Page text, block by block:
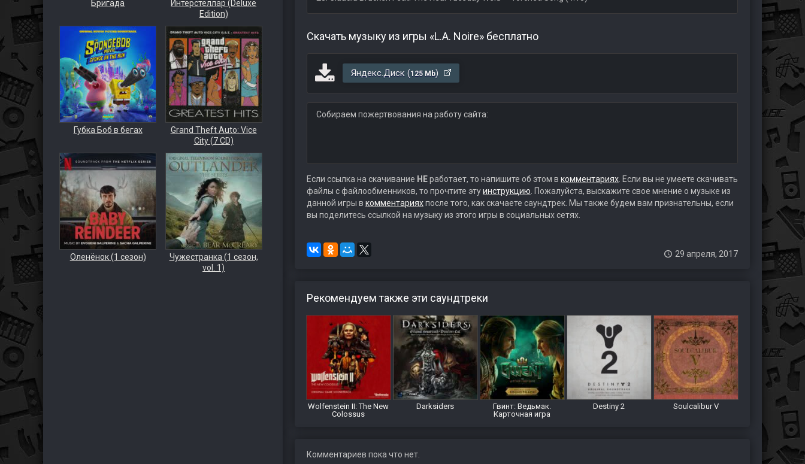
Бригада
Интерстеллар (Deluxe
Edition)
Губка Боб в бегах
Grand Theft Auto: Vice
City (7 CD)
Оленёнок (1 сезон)
Чужестранка (1 сезон,
vol. 1)
Скачать музыку из игры «L.A. Noire» бесплатно
Яндекс.Диск (125 Mb)
Собираем пожертвования на работу сайта:
Если ссылка на скачивание НЕработает, то напишите об этом в комментариях. Если вы не умеете скачивать
файлы с файлообменников, то прочтите этуинструкцию . Пожалуйста, выскажите свое мнение о музыке из
данной игры в комментарияхпосле того, как скачаете саундтрек. Мы также будем вам признательны, если
вы поделитесь ссылкой на музыку из этого игры в социальных сетях.
29 апреля, 2017
Рекомендуем также эти саундтреки
Wolfenstein II: The New
Colossus
Darksiders
Гвинт: Ведьмак.
Карточная игра
Destiny 2 Soulcalibur V
Комментариев пока что нет.